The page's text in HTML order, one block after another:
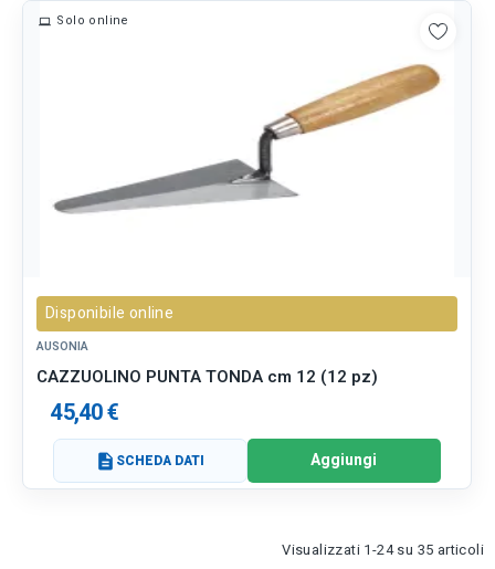
Solo online
Disponibile online
AUSONIA
CAZZUOLINO PUNTA TONDA cm 12 (12 pz)
45,40 €
description SCHEDA DATI Aggiungi
Visualizzati 1-24 su 35 articoli